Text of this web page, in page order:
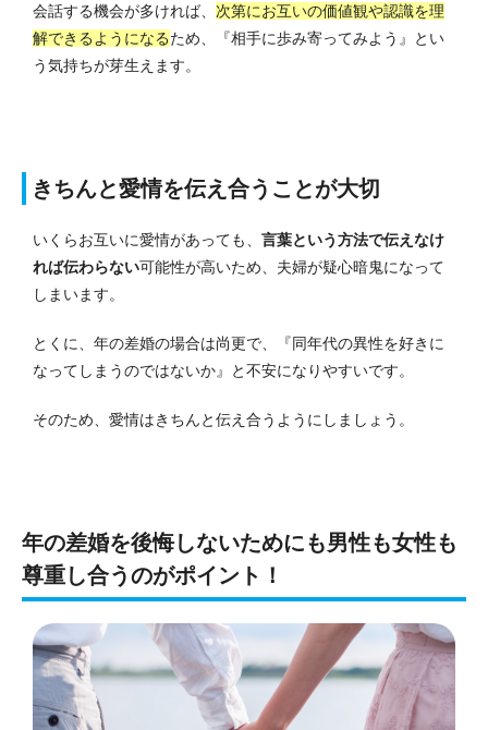
会話する機会が多ければ、 次第にお互いの価値観や認識を理
解できるようになるため、『相手に歩み寄ってみよう』とい
う気持ちが芽生えます。
きちんと愛情を伝え合うことが大切
いくらお互いに愛情があっても、 言葉という方法で伝えなけ
れば伝わらない可能性が高いため、夫婦が疑心暗鬼になって
しまいます。
とくに、年の差婚の場合は尚更で、『同年代の異性を好きに
なってしまうのではないか』と不安になりやすいです。
そのため、愛情はきちんと伝え合うようにしましょう。
年の差婚を後悔しないためにも男性も女性も
尊重し合うのがポイント！